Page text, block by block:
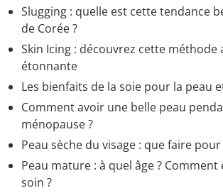
Slugging : quelle est cette tendance
de Corée ?
Skin Icing : découvrez cette méthode
étonnante
Les bienfaits de la soie pour la peau
Comment avoir une belle peau
ménopause ?
Peau sèche du visage : que faire
Peau mature : à quel âge ?
soin ?